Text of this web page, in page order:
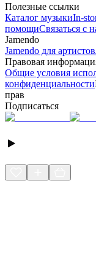
Полезные ссылки
Каталог музыкиIn-
помощиСвязаться с
Jamendo
Jamendo для артистов
Правовая
Общие условия
конфиденциальности
прав
Подписаться